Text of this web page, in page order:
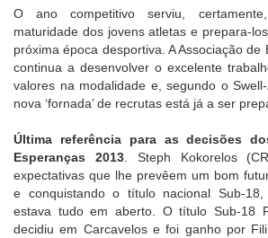
O ano competitivo serviu,
maturidade dos jovens atletas e prepara-
próxima época desportiva. A Associação de
continua a desenvolver o excelente
valores na modalidade e, segundo o
nova ‘fornada’ de recrutas está já a ser
Última referência para as decisões
Esperanças 2013. Steph Kokorelos
expectativas que lhe prevêem um bom
e conquistando o título nacional Sub-
estava tudo em aberto. O título Sub-18
decidiu em Carcavelos e foi ganho por